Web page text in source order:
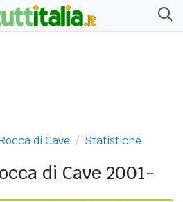
di Cave Statistiche
di Cave 2001-